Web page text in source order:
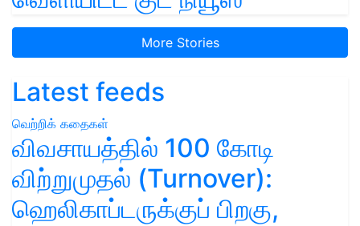
More Stories
Latest feeds
வெற்றிக் கதைகள்
விவசாயத்தில் 100 கோடி
விற்றுமுதல் (Turnover):
ஹெலிகாப்டருக்குப் பிறகு,